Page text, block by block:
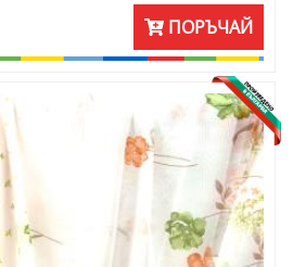
се съчетават с мебели от
със земни цветове и
Цената е на готово перде
170 см. Налично е само 1 перде.
ПОРЪЧАЙ